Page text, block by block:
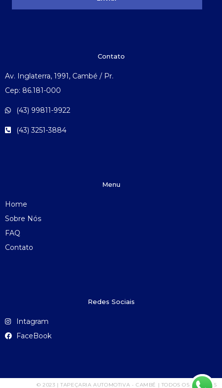
Contato
Av. Inglaterra, 1991, Cambé / Pr.
Cep: 86.181-000
(43) 99811-9922
(43) 3251-3884
Menu
Home
Sobre Nós
FAQ
Contato
Redes Sociais
Intagram
FaceBook
© 2023 | TAPEÇARIA AUTOMOTIVA - CAMBÉ | TODOS OS DIREITOS